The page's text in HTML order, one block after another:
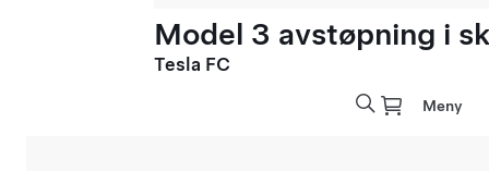
Model 3 avstøpning i
Tesla FC
Meny